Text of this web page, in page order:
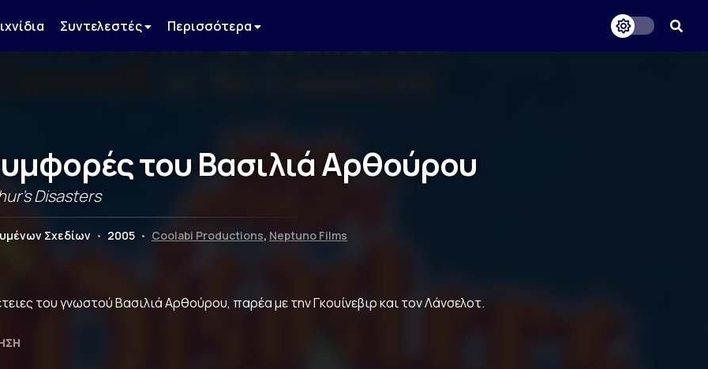
Συντελεστές Περισσότερα
του Βασιλιά Αρθούρου
Disasters
Σχεδίων • 2005 • Coolabi Productions, Neptuno Films
του γνωστού Βασιλιά Αρθούρου, παρέα με την Γκουίνεβιρ και τον Λάνσελοτ.